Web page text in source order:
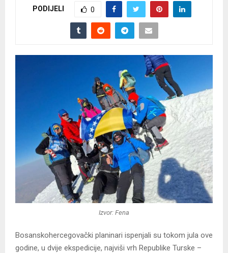
PODIJELI 0
Izvor: Fena
Bosanskohercegovački planinari ispenjali su tokom jula ove
godine, u dvije ekspedicije, najviši vrh Republike Turske –